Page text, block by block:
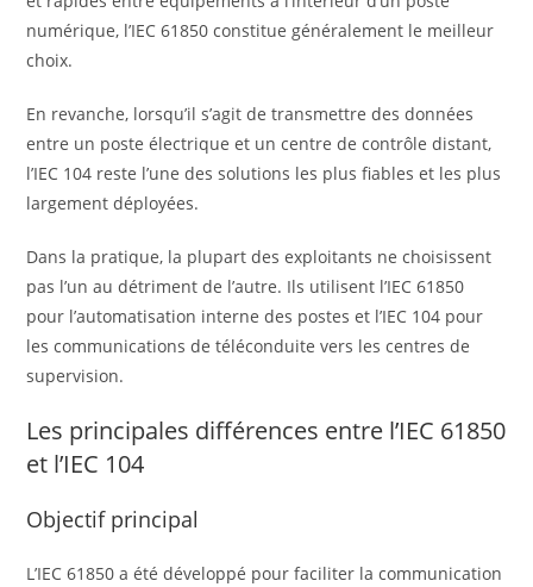
numérique, l’IEC 61850 constitue généralement le meilleur
choix.
En revanche, lorsqu’il s’agit de transmettre des données
entre un poste électrique et un centre de contrôle distant,
l’IEC 104 reste l’une des solutions les plus fiables et les plus
largement déployées.
Dans la pratique, la plupart des exploitants ne choisissent
pas l’un au détriment de l’autre. Ils utilisent l’IEC 61850
pour l’automatisation interne des postes et l’IEC 104 pour
les communications de téléconduite vers les centres de
supervision.
Les principales différences entre l’IEC 61850
et l’IEC 104
Objectif principal
L’IEC 61850 a été développé pour faciliter la communication